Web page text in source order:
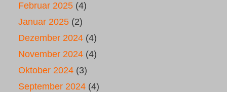
Februar 2025 (4)
Januar 2025 (2)
Dezember 2024 (4)
November 2024 (4)
Oktober 2024 (3)
September 2024 (4)